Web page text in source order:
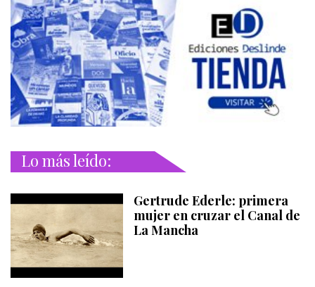
Lo más leído:
Gertrude Ederle: primera
mujer en cruzar el Canal de
La Mancha